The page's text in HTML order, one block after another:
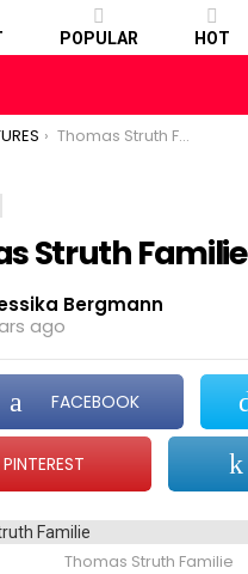
POPULAR HOT
Thomas Struth Familie
Struth Familie
Bergmann
ago
FACEBOOK
PINTEREST
Thomas Struth Familie